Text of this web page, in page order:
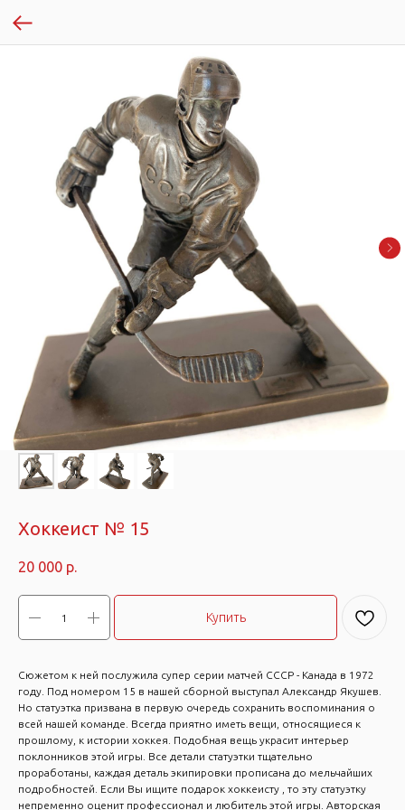
Хоккеист № 15
20 000 р.
Купить
Сюжетом к ней послужила супер серии матчей СССР - Канада в 1972
году. Под номером 15 в нашей сборной выступал Александр Якушев.
Но статуэтка призвана в первую очередь сохранить воспоминания о
всей нашей команде. Всегда приятно иметь вещи, относящиеся к
прошлому, к истории хоккея. Подобная вещь украсит интерьер
поклонников этой игры. Все детали статуэтки тщательно
проработаны, каждая деталь экипировки прописана до мельчайших
подробностей. Если Вы ищите подарок хоккеисту , то эту статуэтку
непременно оценит профессионал и любитель этой игры. Авторская